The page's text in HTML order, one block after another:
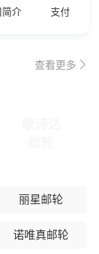
简介 支付
查看更多 
丽星邮轮
诺唯真邮轮